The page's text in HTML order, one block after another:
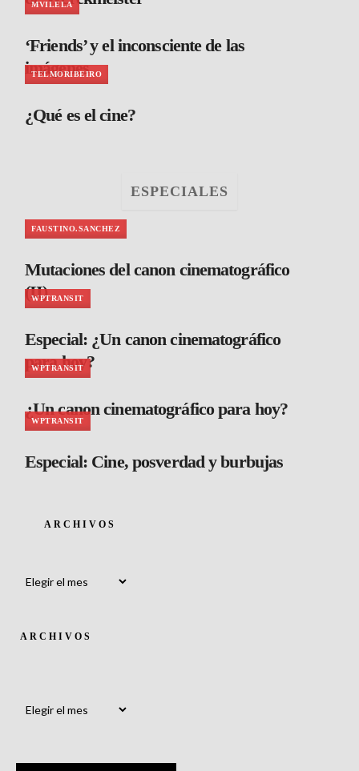
MVILELA
‘Friends’ y el inconsciente de las
imágenes
TELMORIBEIRO
¿Qué es el cine?
ESPECIALES
FAUSTINO.SANCHEZ
Mutaciones del canon cinematográfico
(II)
WPTRANSIT
Especial: ¿Un canon cinematográfico
para hoy?
WPTRANSIT
¿Un canon cinematográfico para hoy?
WPTRANSIT
Especial: Cine, posverdad y burbujas
ARCHIVOS
ARCHIVOS